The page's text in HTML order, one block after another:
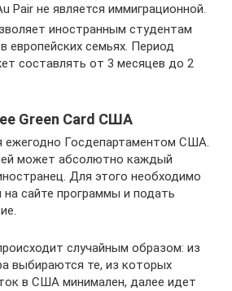
Pair не является иммиграционной.
иностранным студентам
европейских семьях. Период
составлять от 3 месяцев до 2
Green Card США
ежегодно Госдепартаментом США.
может абсолютно каждый
Для этого необходимо
на сайте программы и подать
случайным образом: из
выбираются те, из которых
в США минимален, далее идет